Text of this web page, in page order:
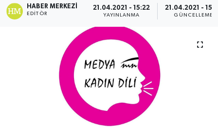
HABER MERKEZI
EDITÖR
21.04.2021 - 15:22
YAYINLANMA
21.04.2021 -
GÜNCELLEME
GALERİ
Konsorsiyum
PROJECTS
Tüm Manşetler
Son Dakika Haberleri
Haber Arşivi